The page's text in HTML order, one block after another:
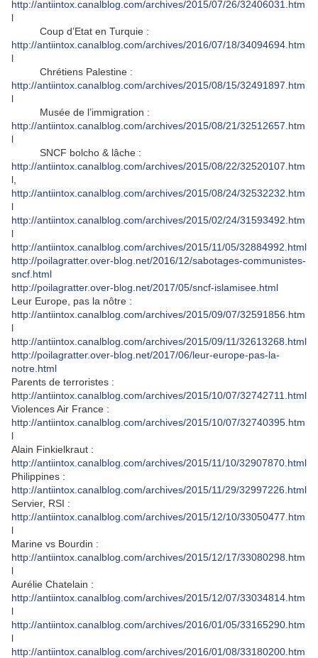
http://antiintox.canalblog.com/archives/2015/07/26/32406031.htm
l
Coup d’Etat en Turquie :
http://antiintox.canalblog.com/archives/2016/07/18/34094694.htm
l
Chrétiens Palestine :
http://antiintox.canalblog.com/archives/2015/08/15/32491897.htm
l
Musée de l’immigration :
http://antiintox.canalblog.com/archives/2015/08/21/32512657.htm
l
SNCF bolcho & lâche :
http://antiintox.canalblog.com/archives/2015/08/22/32520107.htm
l
http://antiintox.canalblog.com/archives/2015/08/24/32532232.htm
l
http://antiintox.canalblog.com/archives/2015/02/24/31593492.htm
l
http://antiintox.canalblog.com/archives/2015/11/05/32884992.html
http://poilagratter.over-blog.net/2016/12/sabotages-communistes-
sncf.html
http://poilagratter.over-blog.net/2017/05/sncf-islamisee.html
Leur Europe, pas la nôtre :
http://antiintox.canalblog.com/archives/2015/09/07/32591856.htm
l
http://antiintox.canalblog.com/archives/2015/09/11/32613268.html
http://poilagratter.over-blog.net/2017/06/leur-europe-pas-la-
notre.html
Parents de terroristes :
http://antiintox.canalblog.com/archives/2015/10/07/32742711.html
Violences Air France :
http://antiintox.canalblog.com/archives/2015/10/07/32740395.htm
l
Alain Finkielkraut :
http://antiintox.canalblog.com/archives/2015/11/10/32907870.html
Philippines :
http://antiintox.canalblog.com/archives/2015/11/29/32997226.html
Servier, RSI :
http://antiintox.canalblog.com/archives/2015/12/10/33050477.htm
l
Marine vs Bourdin :
http://antiintox.canalblog.com/archives/2015/12/17/33080298.htm
l
Aurélie Chatelain :
http://antiintox.canalblog.com/archives/2015/12/07/33034814.htm
l
http://antiintox.canalblog.com/archives/2016/01/05/33165290.htm
l
http://antiintox.canalblog.com/archives/2016/01/08/33180200.htm